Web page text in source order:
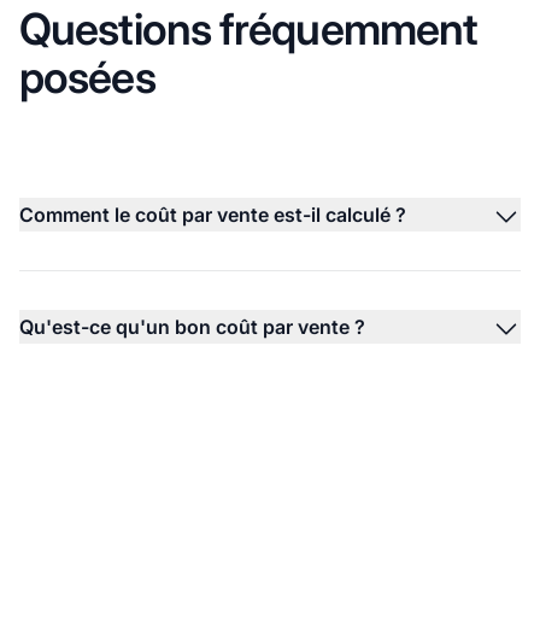
Questions fréquemment
posées
Comment le coût par vente est-il calculé ?
Qu'est-ce qu'un bon coût par vente ?